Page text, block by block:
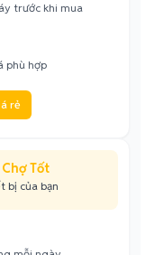
trước khi mua
phù hợp
rẻ
Tốt
bị của bạn